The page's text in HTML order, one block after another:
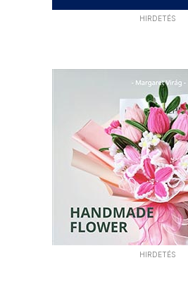
HIRDETÉS
HIRDETÉS